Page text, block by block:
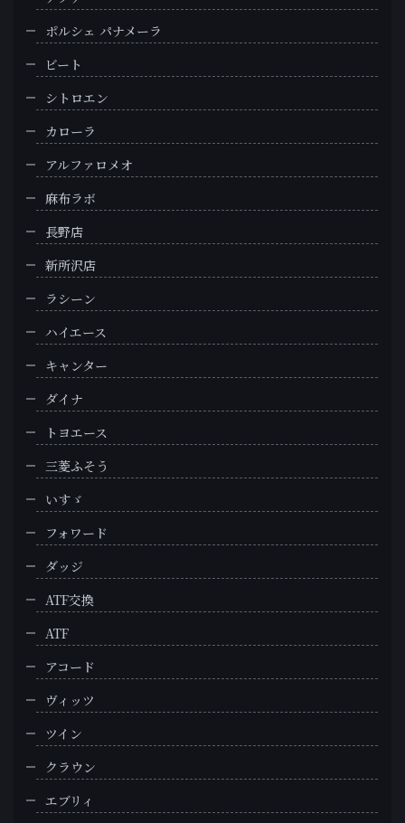
ポルシェ パナメーラ
ビート
シトロエン
カローラ
アルファロメオ
麻布ラボ
長野店
新所沢店
ラシーン
ハイエース
キャンター
ダイナ
トヨエース
三菱ふそう
いすゞ
フォワード
ダッジ
ATF交換
ATF
アコード
ヴィッツ
ツイン
クラウン
エブリィ